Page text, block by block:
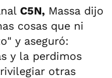
C5N, Massa dijo
cosas que ni
y aseguró:
y la perdimos
otras